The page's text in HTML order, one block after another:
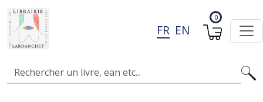
Aller au contenu principal
Search
FR EN
0